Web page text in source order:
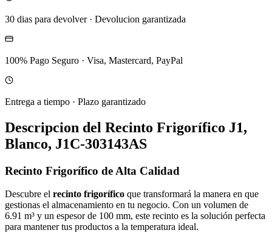
30 dias para devolver· Devolucion garantizada
100% Pago Seguro · Visa, Mastercard, PayPal
Entrega a tiempo · Plazo garantizado
Descripcion del Recinto Frigorífico J1,
Blanco, J1C-303143AS
Recinto Frigorífico de Alta Calidad
Descubre el recinto frigorífico que transformará la manera en que
gestionas el almacenamiento en tu negocio. Con un volumen de
6.91 m³ y un espesor de 100 mm, este recinto es la solución perfecta
para mantener tus productos a la temperatura ideal.